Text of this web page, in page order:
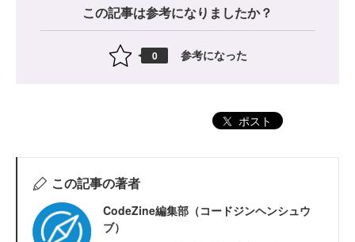
この記事は参考になりましたか？
0 参考になった
ポスト
この記事の著者
CodeZine編集部（コードジンヘンシュウ
ブ）